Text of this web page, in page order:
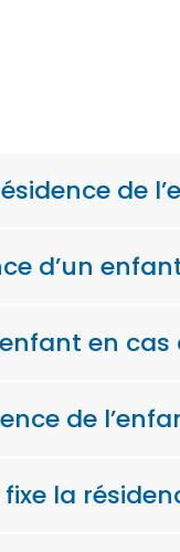
de
d’un
en
de
la